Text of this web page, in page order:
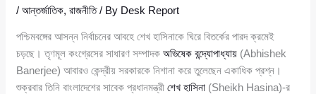
/আন্তর্জাতিক,রাজনীতি/ By Desk Report
পশ্চিমবঙ্গের আসন্ন নির্বাচনের আবহে শেখ হাসিনাকে ঘিরে বিতর্কের পারদ ক্রমেই
চড়ছে। তৃণমূল কংগ্রেসের সাধারণ সম্পাদকঅভিষেক বন্দ্যোপাধ্যায় (Abhishek
Banerjee) আবারও কেন্দ্রীয় সরকারকে নিশানা করে তুলেছেন একাধিক প্রশ্ন।
শুক্রবার তিনি বাংলাদেশের সাবেক প্রধানমন্ত্রীশেখ হাসিনা (Sheikh Hasina)-র